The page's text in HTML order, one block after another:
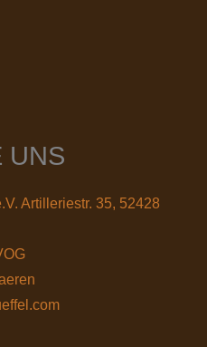
UNS
Artilleriestr. 35, 52428